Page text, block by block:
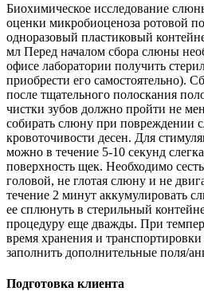
Биохимическое исследование
оценки микробиоценоза ротовой
одноразовый пластиковый
мл Перед началом сбора слюны
офисе лаборатории получить
приобрести его самостоятельно).
после тщательного полоскания
чистки зубов должно пройти не
собирать слюну при повреждении
кровоточивости десен. Для
можно в течение 5-10 секунд
поверхность щек. Необходимо
головой, не глотая слюну и не
течение 2 минут аккумулировать
ее сплюнуть в стерильный
процедуру еще дважды. При
время хранения и
заполнить дополнительные поля/
Подготовка клиента